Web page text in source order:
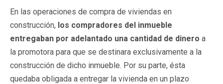
En las operaciones de compra de viviendas en
construcción, los compradores del inmueble
entregaban por adelantado una cantidad de dinero a
la promotora para que se destinara exclusivamente a la
construcción de dicho inmueble. Por su parte, ésta
quedaba obligada a entregar la vivienda en un plazo